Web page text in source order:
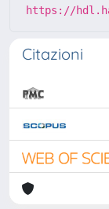
https://
Citazioni